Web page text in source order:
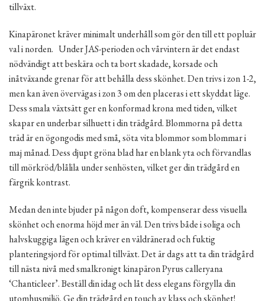
tillväxt.
Kinapäronet kräver minimalt underhåll som gör den till ett popluär
val i norden. Under JAS-perioden och vårvintern är det endast
nödvändigt att beskära och ta bort skadade, korsade och
inåtväxande grenar för att behålla dess skönhet. Den trivs i zon 1-2,
men kan även övervägas i zon 3 om den placeras i ett skyddat läge.
Dess smala växtsätt ger en konformad krona med tiden, vilket
skapar en underbar silhuett i din trädgård. Blommorna på detta
träd är en ögongodis med små, söta vita blommor som blommar i
maj månad. Dess djupt gröna blad har en blank yta och förvandlas
till mörkröd/blålila under senhösten, vilket ger din trädgård en
färgrik kontrast.
Medan den inte bjuder på någon doft, kompenserar dess visuella
skönhet och enorma höjd mer än väl. Den trivs både i soliga och
halvskuggiga lägen och kräver en väldränerad och fuktig
planteringsjord för optimal tillväxt. Det är dags att ta din trädgård
till nästa nivå med smalkronigt kinapäron Pyrus calleryana
‘Chanticleer’. Beställ din idag och låt dess elegans förgylla din
utomhusmiljö. Ge din trädgård en touch av klass och skönhet!